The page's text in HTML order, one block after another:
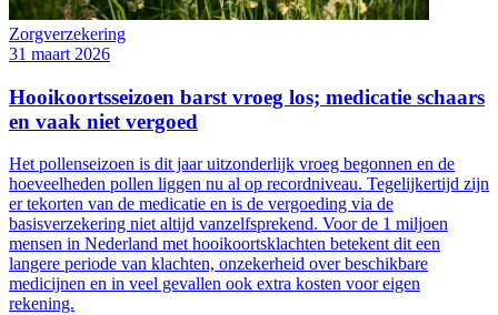
Zorgverzekering
31 maart 2026
Hooikoortsseizoen barst vroeg los; medicatie schaars
en vaak niet vergoed
Het pollenseizoen is dit jaar uitzonderlijk vroeg begonnen en de
hoeveelheden pollen liggen nu al op recordniveau. Tegelijkertijd zijn
er tekorten van de medicatie en is de vergoeding via de
basisverzekering niet altijd vanzelfsprekend. Voor de 1 miljoen
mensen in Nederland met hooikoortsklachten betekent dit een
langere periode van klachten, onzekerheid over beschikbare
medicijnen en in veel gevallen ook extra kosten voor eigen
rekening.